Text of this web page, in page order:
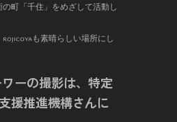
町「千住」をめざして活動し
も素晴らしい場所にし
ーの撮影は、特定
援推進機構さんに